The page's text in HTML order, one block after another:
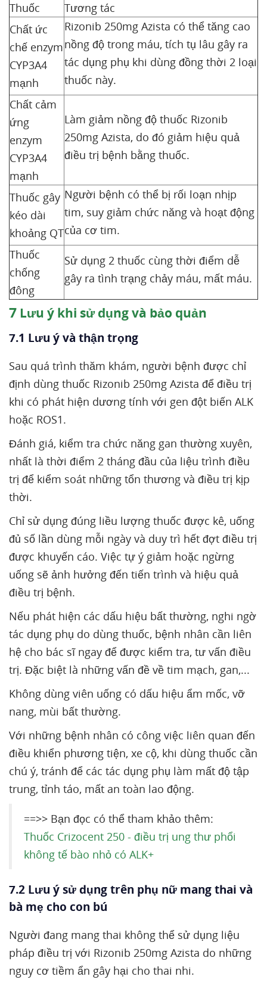
Thuốc
Tương tác
Chất ức
chế enzym
CYP3A4
mạnh
Rizonib 250mg Azista có thể tăng cao
nồng độ trong máu, tích tụ lâu gây ra
tác dụng phụ khi dùng đồng thời 2 loại
thuốc này.
Chất cảm
ứng
enzym
CYP3A4
mạnh
Làm giảm nồng độ thuốc Rizonib
250mg Azista, do đó giảm hiệu quả
điều trị bệnh bằng thuốc.
Thuốc gây
kéo dài
khoảng QT
Người bệnh có thể bị rối loạn nhịp
tim, suy giảm chức năng và hoạt động
của cơ tim.
Thuốc
chống
đông
Sử dụng 2 thuốc cùng thời điểm dễ
gây ra tình trạng chảy máu, mất máu.
7 Lưu ý khi sử dụng và bảo quản
7.1 Lưu ý và thận trọng
Sau quá trình thăm khám, người bệnh được chỉ
định dùng thuốc Rizonib 250mg Azista để điều trị
khi có phát hiện dương tính với gen đột biến ALK
hoặc ROS1.
Đánh giá, kiểm tra chức năng gan thường xuyên,
nhất là thời điểm 2 tháng đầu của liệu trình điều
trị để kiểm soát những tổn thương và điều trị kịp
thời.
Chỉ sử dụng đúng liều lượng thuốc được kê, uống
đủ số lần dùng mỗi ngày và duy trì hết đợt điều trị
được khuyến cáo. Việc tự ý giảm hoặc ngừng
uống sẽ ảnh hưởng đến tiến trình và hiệu quả
điều trị bệnh.
Nếu phát hiện các dấu hiệu bất thường, nghi ngờ
tác dụng phụ do dùng thuốc, bệnh nhân cần liên
hệ cho bác sĩ ngay để được kiểm tra, tư vấn điều
trị. Đặc biệt là những vấn đề về tim mạch, gan,...
Không dùng viên uống có dấu hiệu ẩm mốc, vỡ
nang, mùi bất thường.
Với những bệnh nhân có công việc liên quan đến
điều khiển phương tiện, xe cộ, khi dùng thuốc cần
chú ý, tránh để các tác dụng phụ làm mất độ tập
trung, tỉnh táo, mất an toàn lao động.
==>> Bạn đọc có thể tham khảo thêm:
Thuốc Crizocent 250 - điều trị ung thư phổi
không tế bào nhỏ có ALK+
7.2 Lưu ý sử dụng trên phụ nữ mang thai và
bà mẹ cho con bú
Người đang mang thai không thể sử dụng liệu
pháp điều trị với Rizonib 250mg Azista do những
nguy cơ tiềm ẩn gây hại cho thai nhi.